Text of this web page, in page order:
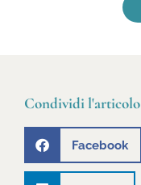
Condividi l'articolo
Facebook